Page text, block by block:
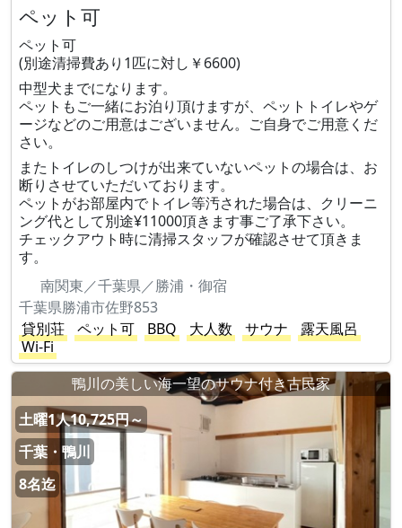
ペット可
ペット可
(別途清掃費あり1匹に対し￥6600)
中型犬までになります。
ペットもご一緒にお泊り頂けますが、ペットトイレやゲ
ージなどのご用意はございません。ご自身でご用意くだ
さい。
またトイレのしつけが出来ていないペットの場合は、お
断りさせていただいております。
ペットがお部屋内でトイレ等汚された場合は、クリーニ
ング代として別途¥11000頂きます事ご了承下さい。
チェックアウト時に清掃スタッフが確認させて頂きま
す。
南関東／千葉県／勝浦・御宿
千葉県勝浦市佐野853
貸別荘
ペット可 BBQ 大人数 サウナ
露天風呂
Wi-Fi
鴨川の美しい海一望のサウナ付き古民家
土曜1人10,725円～
千葉・鴨川
8名迄